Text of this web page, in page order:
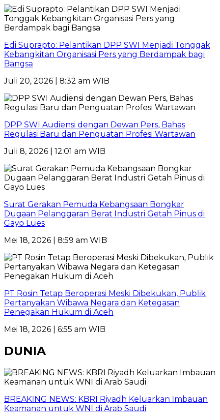
Edi Suprapto: Pelantikan DPP SWI Menjadi Tonggak
Kebangkitan Organisasi Pers yang Berdampak bagi
Bangsa
Juli 20, 2026 | 8:32 am WIB
DPP SWI Audiensi dengan Dewan Pers, Bahas
Regulasi Baru dan Penguatan Profesi Wartawan
Juli 8, 2026 | 12:01 am WIB
Surat Gerakan Pemuda Kebangsaan Bongkar
Dugaan Pelanggaran Berat Industri Getah Pinus di
Gayo Lues
Mei 18, 2026 | 8:59 am WIB
PT Rosin Tetap Beroperasi Meski Dibekukan, Publik
Pertanyakan Wibawa Negara dan Ketegasan
Penegakan Hukum di Aceh
Mei 18, 2026 | 6:55 am WIB
DUNIA
BREAKING NEWS: KBRI Riyadh Keluarkan Imbauan
Keamanan untuk WNI di Arab Saudi